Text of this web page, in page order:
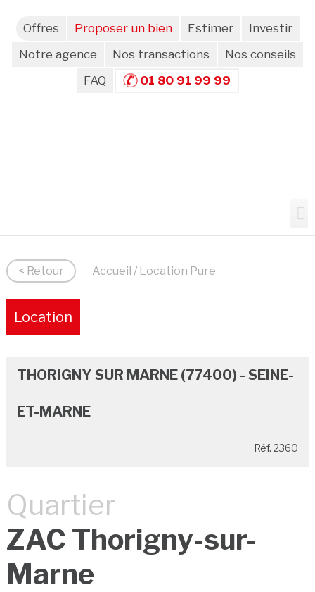
Offres Proposer un bien Estimer
Investir
Notre agence
Nos transactions
Nos conseils
FAQ
01 80 91 99 99
< Retour Accueil / Location Pure
Location
THORIGNY SUR MARNE (77400) - SEINE-
ET-MARNE
Réf. 2360
Quartier
ZAC Thorigny-sur-
Marne